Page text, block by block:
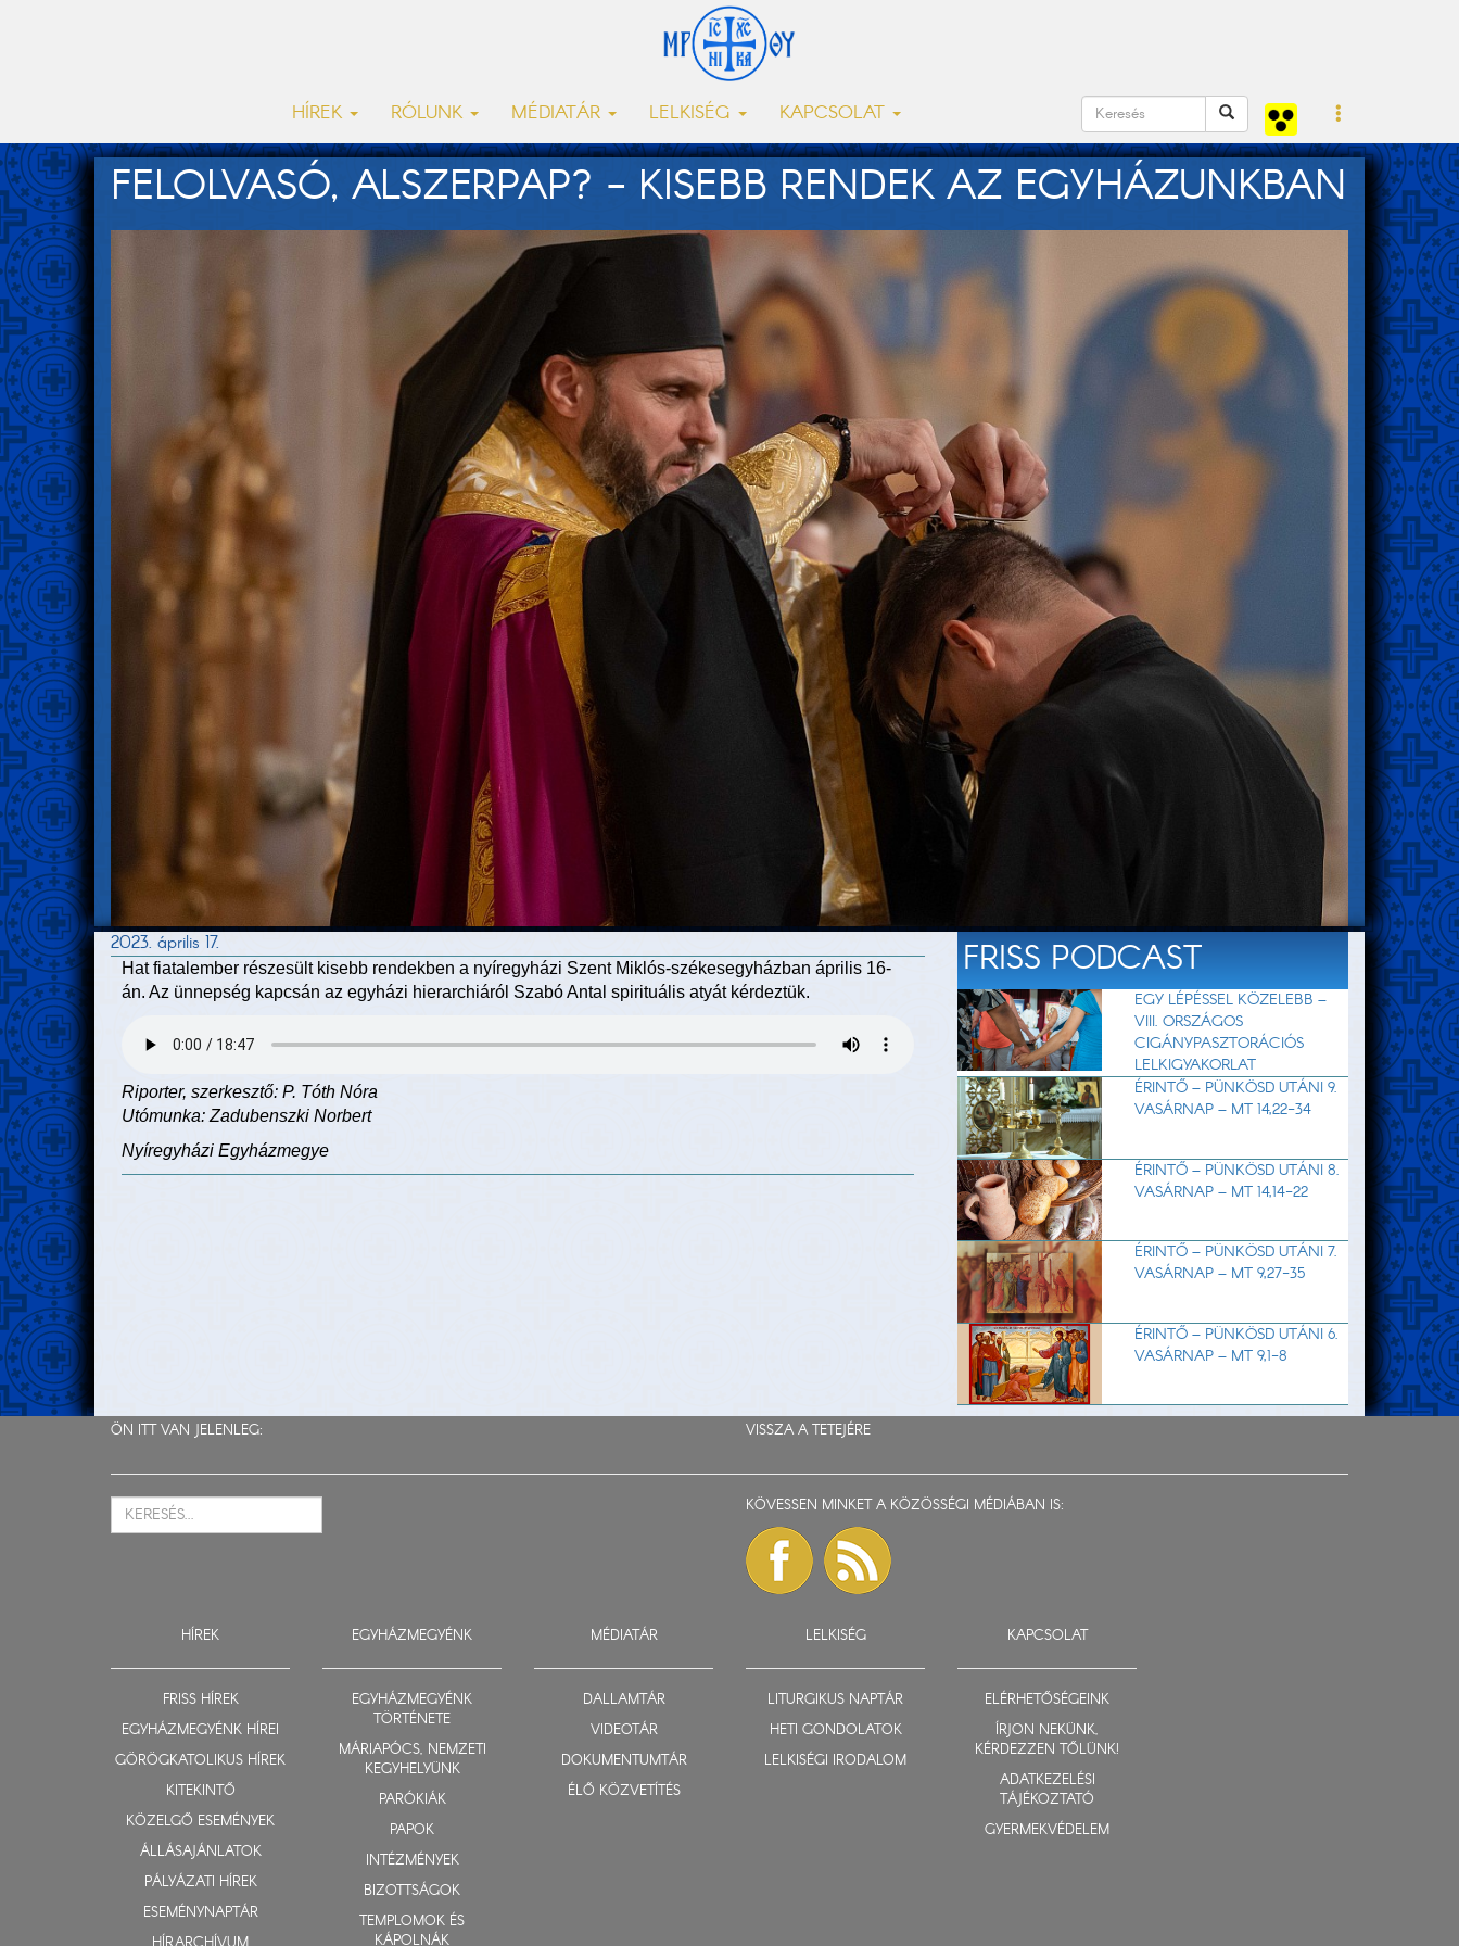
HÍREK RÓLUNK MÉDIATÁR LELKISÉG KAPCSOLAT
FELOLVASÓ, ALSZERPAP? - KISEBB RENDEK AZ EGYHÁZUNKBAN
2023. április 17.
Hat fiatalember részesült kisebb rendekben a nyíregyházi Szent Miklós-székesegyházban április 16-
án. Az ünnepség kapcsán az egyházi hierarchiáról Szabó Antal spirituális atyát kérdeztük.
Riporter, szerkesztő: P. Tóth Nóra
Utómunka: Zadubenszki Norbert
Nyíregyházi Egyházmegye
FRISS PODCAST
EGY LÉPÉSSEL KÖZELEBB –
VIII. ORSZÁGOS
CIGÁNYPASZTORÁCIÓS
LELKIGYAKORLAT
ÉRINTŐ – PÜNKÖSD UTÁNI 9.
VASÁRNAP – MT 14,22-34
ÉRINTŐ – PÜNKÖSD UTÁNI 8.
VASÁRNAP – MT 14,14-22
ÉRINTŐ – PÜNKÖSD UTÁNI 7.
VASÁRNAP – MT 9,27-35
ÉRINTŐ – PÜNKÖSD UTÁNI 6.
VASÁRNAP – MT 9,1-8
ÖN ITT VAN JELENLEG: VISSZA A TETEJÉRE
KÖVESSEN MINKET A KÖZÖSSÉGI MÉDIÁBAN IS:
HÍREK
FRISS HÍREK
EGYHÁZMEGYÉNK HÍREI
GÖRÖGKATOLIKUS HÍREK
KITEKINTŐ
KÖZELGŐ ESEMÉNYEK
ÁLLÁSAJÁNLATOK
PÁLYÁZATI HÍREK
ESEMÉNYNAPTÁR
EGYHÁZMEGYÉNK
EGYHÁZMEGYÉNK
TÖRTÉNETE
MÁRIAPÓCS, NEMZETI
KEGYHELYÜNK
PARÓKIÁK
PAPOK
INTÉZMÉNYEK
BIZOTTSÁGOK
TEMPLOMOK ÉS
KÁPOLNÁK
MÉDIATÁR
DALLAMTÁR
VIDEOTÁR
DOKUMENTUMTÁR
ÉLŐ KÖZVETÍTÉS
LELKISÉG
LITURGIKUS NAPTÁR
HETI GONDOLATOK
LELKISÉGI IRODALOM
KAPCSOLAT
ELÉRHETŐSÉGEINK
ÍRJON NEKÜNK,
KÉRDEZZEN TŐLÜNK!
ADATKEZELÉSI
TÁJÉKOZTATÓ
GYERMEKVÉDELEM